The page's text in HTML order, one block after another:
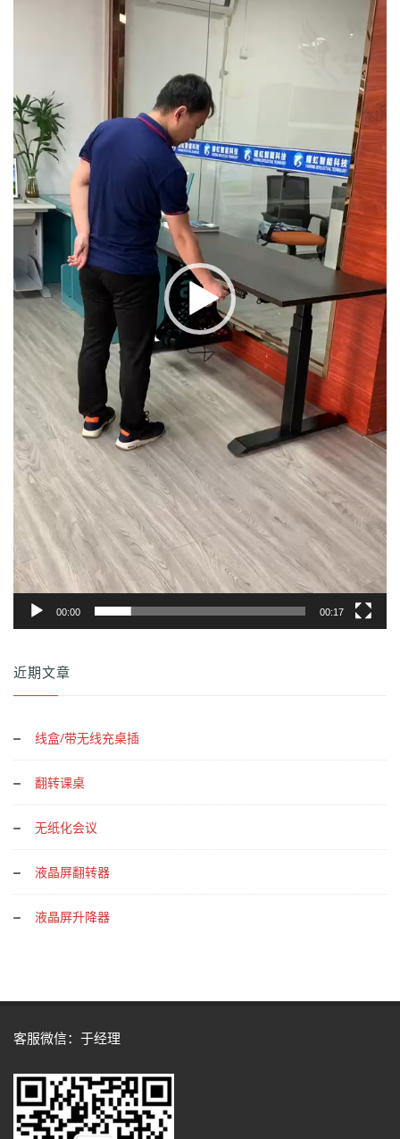
器
00:00 00:17
近期文章
线盒/带无线充桌插
翻转课桌
无纸化会议
液晶屏翻转器
液晶屏升降器
客服微信：于经理